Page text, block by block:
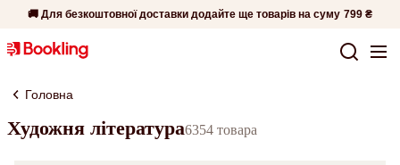
🚚 Для безкоштовної доставки додайте ще товарів на суму 799 ₴
Головна
Художня література6354 товара